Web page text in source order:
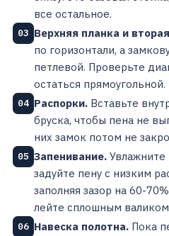
все остальное.
03 Верхняя планка и
по горизонтали, а
петлевой. Проверьте
остаться прямоугольной.
04 Распорки. Вставьте
бруска, чтобы пена не
них замок потом не
05 Запенивание. Увлажните
задуйте пену с низким
заполняя зазор на 60-
лейте сплошным
06 Навеска полотна. Пока